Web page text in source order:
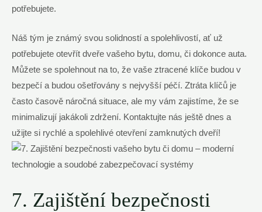
potřebujete.
Náš tým je známý svou solidností a spolehlivostí, ať už
potřebujete otevřít dveře vašeho bytu, domu, či dokonce auta.
Můžete se spolehnout na to, že vaše ztracené klíče budou v
bezpečí a budou ošetřovány s nejvyšší péčí. Ztráta klíčů je
často časově náročná situace, ale my vám zajistíme, že se
minimalizují jakákoli zdržení. Kontaktujte nás ještě dnes a
užijte si rychlé a spolehlivé otevření zamknutých dveří!
7. Zajištění bezpečnosti